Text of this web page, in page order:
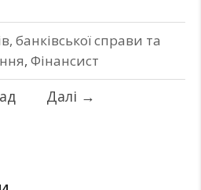
банківської справи та
, Фінансист
Далі →